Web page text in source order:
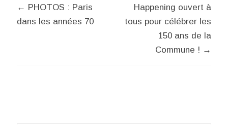
de
← PHOTOS : Paris
dans les années 70
Happening ouvert à
tous pour célébrer les
150 ans de la
Commune ! →